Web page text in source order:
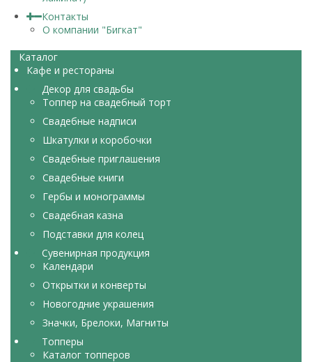
Контакты
О компании "Бигкат"
Каталог
Кафе и рестораны
Декор для свадьбы
Топпер на свадебный торт
Свадебные надписи
Шкатулки и коробочки
Свадебные приглашения
Свадебные книги
Гербы и монограммы
Свадебная казна
Подставки для колец
Сувенирная продукция
Календари
Открытки и конверты
Новогодние украшения
Значки, Брелоки, Магниты
Топперы
Каталог топперов